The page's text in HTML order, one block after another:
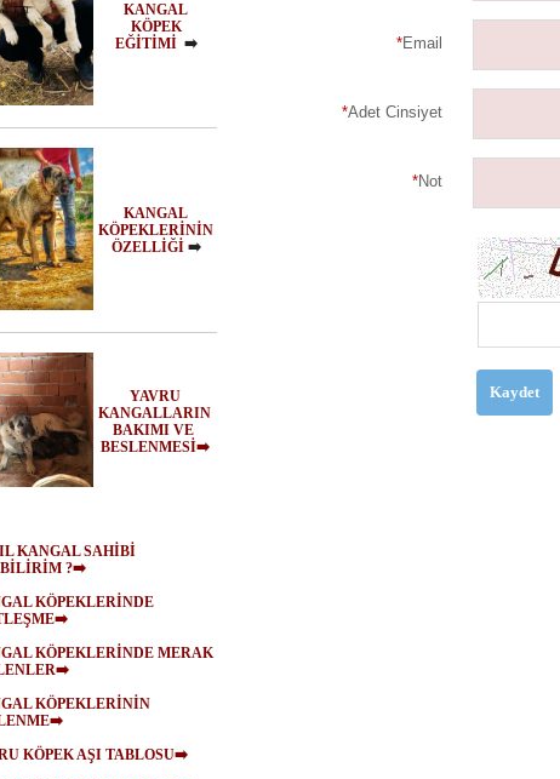
KANGAL
KÖPEK
EĞİTİMİ➡️
KANGAL
KÖPEKLERİNİN
ÖZELLİĞİ➡️
YAVRU
KANGALLARIN
BAKIMI VE
BESLENMESİ➡️
KANGAL SAHİBİ
?➡️
KÖPEKLERİNDE
KÖPEKLERİNDE MERAK
KÖPEKLERİNİN
KÖPEK AŞI TABLOSU➡️
*Email
*Adet Cinsiyet
*Not
Kaydet